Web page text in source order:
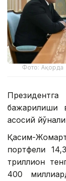
Фото: Ақорда
бажарилиши
асосий
Қасим-
портфели
триллион
400